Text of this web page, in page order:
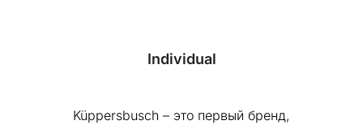
Individual
Küppersbusch – это первый бренд,